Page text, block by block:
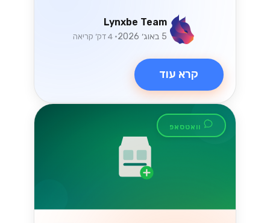
קרא עוד
ניווט בחוקי המס